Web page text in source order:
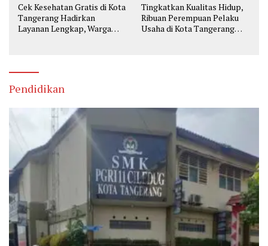
Cek Kesehatan Gratis di Kota
Tangerang Hadirkan
Layanan Lengkap, Warga
Tingkatkan Kualitas Hidup,
Ribuan Perempuan Pelaku
Usaha di Kota Tangerang
Pendidikan